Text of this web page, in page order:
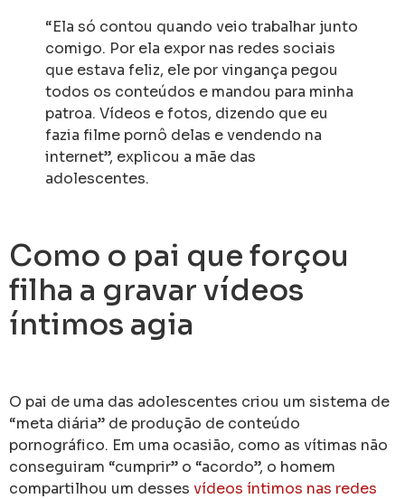
“Ela só contou quando veio trabalhar junto
comigo. Por ela expor nas redes sociais
que estava feliz, ele por vingança pegou
todos os conteúdos e mandou para minha
patroa. Vídeos e fotos, dizendo que eu
fazia filme pornô delas e vendendo na
internet”, explicou a mãe das
adolescentes.
Como o pai que forçou
filha a gravar vídeos
íntimos agia
O pai de uma das adolescentes criou um sistema de
“meta diária” de produção de conteúdo
pornográfico. Em uma ocasião, como as vítimas não
conseguiram “cumprir” o “acordo”, o homem
compartilhou um desses vídeos íntimos nas redes